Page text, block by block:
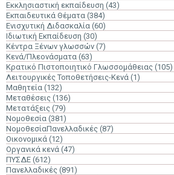
Εκκλησιαστική εκπαίδευση (43)
Εκπαιδευτικά Θέματα (384)
Ενισχυτική Διδασκαλία (60)
Ιδιωτική Εκπαίδευση (30)
Κέντρα Ξένων γλωσσών (7)
Κενά/Πλεονάσματα (63)
Κρατικό Πιστοποιητικό Γλωσσομάθειας (105)
Λειτουργικές Τοποθετήσεις-Κενά (1)
Μαθητεία (132)
Μεταθέσεις (136)
Μετατάξεις (79)
Νομοθεσία (381)
ΝομοθεσίαΠανελλαδικές (87)
Οικονομικά (12)
Οργανικά κενά (47)
ΠΥΣΔΕ (612)
Πανελλαδικές (891)